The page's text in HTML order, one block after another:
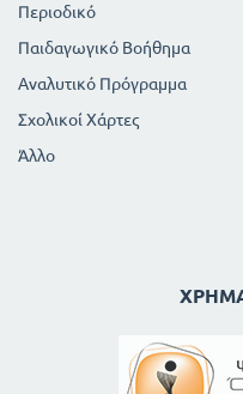
Περιοδικό
Παιδαγωγικό Βοήθημα
Αναλυτικό Πρόγραμμα
Σχολικοί Χάρτες
Άλλο